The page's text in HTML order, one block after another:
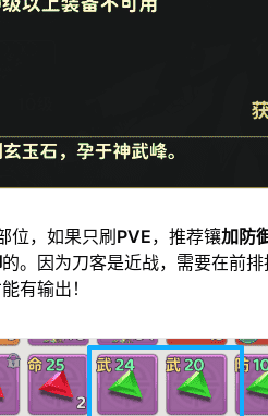
位，如果只刷 PVE，推荐镶加防
的。因为刀客是近战，需要在前
有输出！